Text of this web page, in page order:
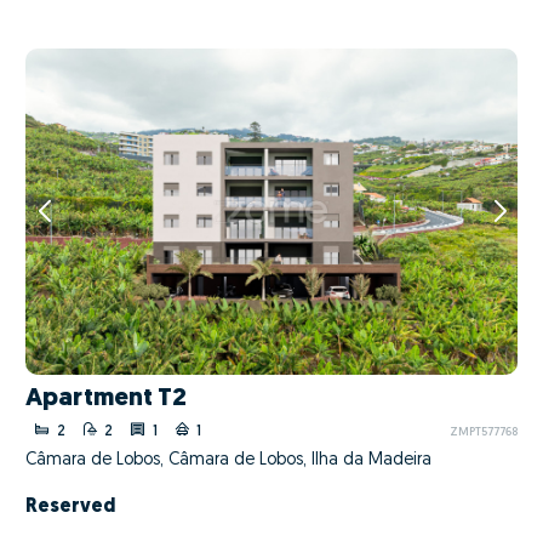
Apartment T2
2 2 1 1 ZMPT577768
Câmara de Lobos, Câmara de Lobos, Ilha da Madeira
Reserved